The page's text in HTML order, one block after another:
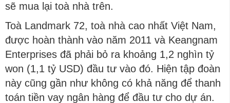
sẽ mua lại toà nhà trên.
Toà Landmark 72, toà nhà cao nhất Việt Nam,
được hoàn thành vào năm 2011 và Keangnam
Enterprises đã phải bỏ ra khoảng 1,2 nghìn tỷ
won (1,1 tỷ USD) đầu tư vào đó. Hiện tập đoàn
này cũng gần như không có khả năng để thanh
toán tiền vay ngân hàng để đầu tư cho dự án.